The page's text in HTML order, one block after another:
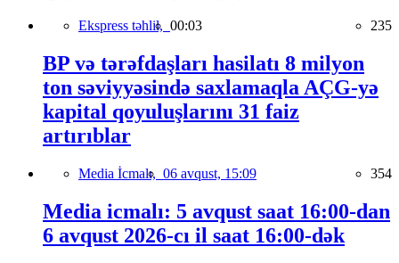
Ekspress təhlil, 00:03 235
BP və tərəfdaşları hasilatı 8 milyon
ton səviyyəsində saxlamaqla AÇG-yə
kapital qoyuluşlarını 31 faiz
artırıblar
Media İcmalı, 06 avqust, 15:09 354
Media icmalı: 5 avqust saat 16:00-dan
6 avqust 2026-cı il saat 16:00-dək